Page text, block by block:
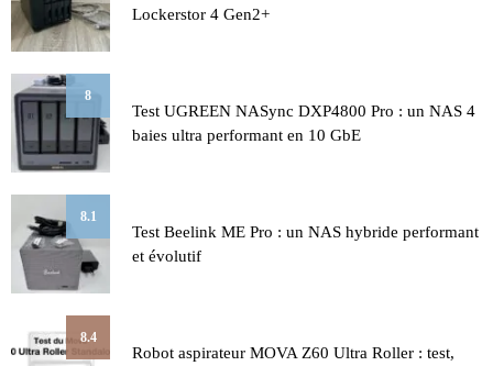
Lockerstor 4 Gen2+
8
Test UGREEN NASync DXP4800 Pro : un NAS 4
baies ultra performant en 10 GbE
8.1
Test Beelink ME Pro : un NAS hybride performant
et évolutif
8.4
Robot aspirateur MOVA Z60 Ultra Roller : test,